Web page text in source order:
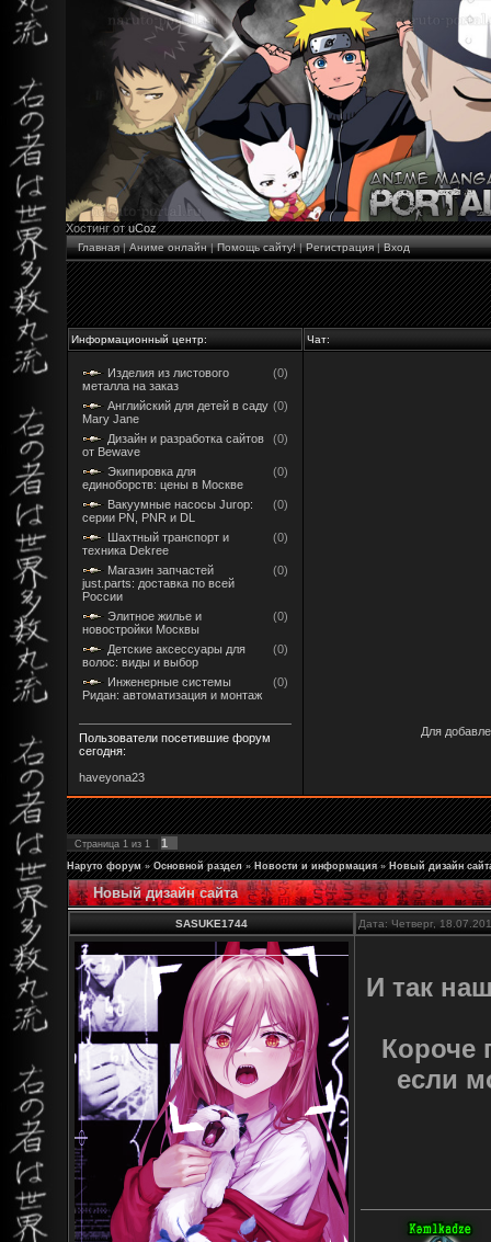
Хостинг отuCoz
Главная|Аниме онлайн|Помощь сайту!|Регистрация|Вход
Информационный центр: Чат:
Изделия из листового
металла на заказ
(0)
Английский для детей в саду
Mary Jane
(0)
Дизайн и разработка сайтов
от Bewave
(0)
Экипировка для
единоборств: цены в Москве
(0)
Вакуумные насосы Jurop:
серии PN, PNR и DL
(0)
Шахтный транспорт и
техника Dekree
(0)
Магазин запчастей
just.parts: доставка по всей
России
(0)
Элитное жилье и
новостройки Москвы
(0)
Детские аксессуары для
волос: виды и выбор
(0)
Инженерные системы
Ридан: автоматизация и монтаж
(0)
Пользователи посетившие форум
сегодня:
haveyona23
Для
Страница 1 из 1 1
Наруто форум » Основной раздел » Новости и информация » Новый дизайн
Новый дизайн сайта
SASUKE1744 Дата: Четверг,
И так
Короче
если